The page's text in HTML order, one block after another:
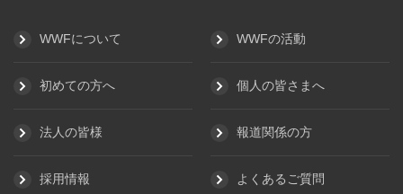
WWFについて WWFの活動
初めての方へ 個人の皆さまへ
法人の皆様 報道関係の方
採用情報 よくあるご質問